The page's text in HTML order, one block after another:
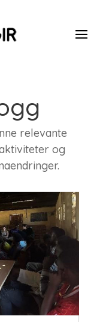
relevante
og